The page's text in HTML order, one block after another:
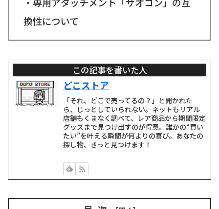
換性について
この記事を書いた人
どこストア
「それ、どこで売ってるの？」と聞かれた
ら、じっとしていられない。ネットもリアル
店舗もくまなく調べて、レア商品から期間限定
グッズまで見つけ出すのが得意。誰かの“買い
たい”を叶える瞬間が何よりの喜び。あなたの
探し物、きっと見つけます！